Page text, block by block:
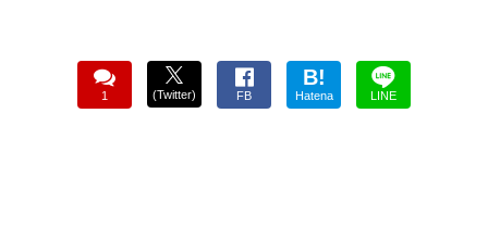
1 (Twitter) FB
B!
Hatena LINE